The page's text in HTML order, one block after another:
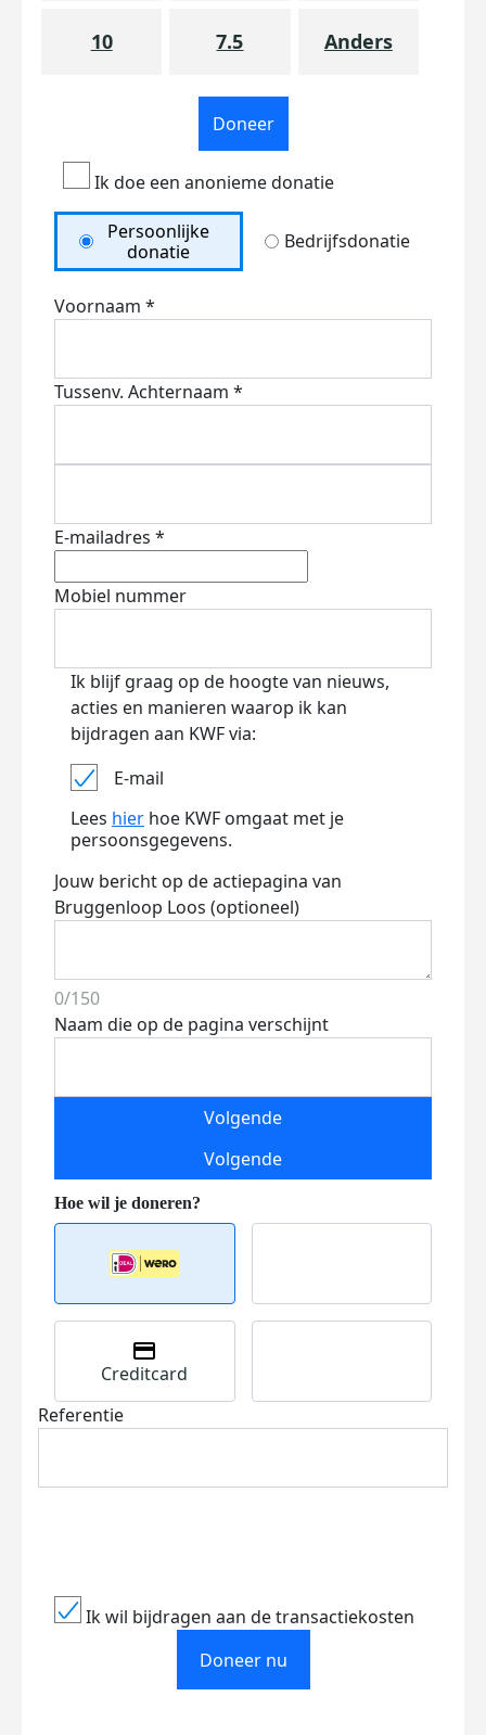
10 7.5 Anders
Doneer
Ik doe een anonieme donatie
Persoonlijke
donatie
Bedrijfsdonatie
Voornaam *
Tussenv. Achternaam *
E-mailadres *
Mobiel nummer
Ik blijf graag op de hoogte van nieuws,
acties en manieren waarop ik kan
bijdragen aan KWF via:
E-mail
Lees hier hoe KWF omgaat met je
persoonsgegevens.
Jouw bericht op de actiepagina van
Bruggenloop Loos (optioneel)
0/150
Naam die op de pagina verschijnt
Volgende
Volgende
Creditcard
Referentie
Ik wil bijdragen aan de transactiekosten
Doneer nu